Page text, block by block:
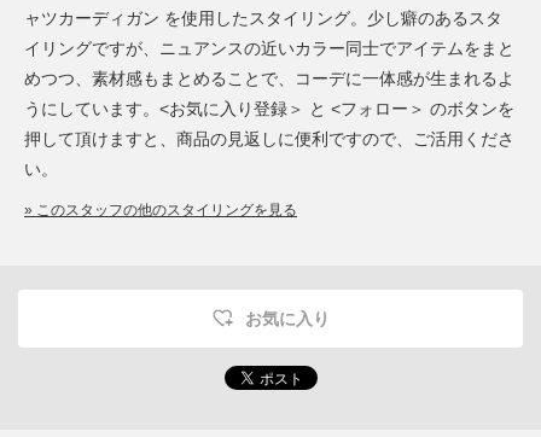
ャツカーディガン を使用したスタイリング。少し癖のあるスタ
イリングですが、ニュアンスの近いカラー同士でアイテムをまと
めつつ、素材感もまとめることで、コーデに一体感が生まれるよ
うにしています。<お気に入り登録＞ と <フォロー＞ のボタンを
押して頂けますと、商品の見返しに便利ですので、ご活用くださ
い。
» このスタッフの他のスタイリングを見る
お気に入り